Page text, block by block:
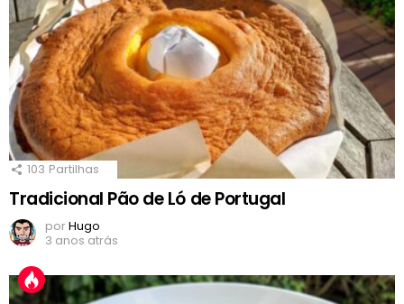
103 Partilhas
Tradicional Pão de Ló de Portugal
porHugo
3 anos atrás